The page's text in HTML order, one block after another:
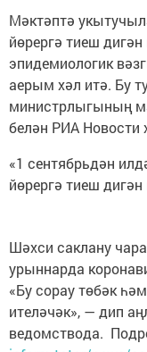
Мәктәптә
йөрергә тиеш
эпидемиологик
аерым хәл итә. Бу
министрлыгының
белән РИА Новости
«1 сентябрьдән
йөрергә тиеш
Шәхси саклану
урыннарда
«Бу сорау төбәк
ителәчәк», — дип
ведомствода.